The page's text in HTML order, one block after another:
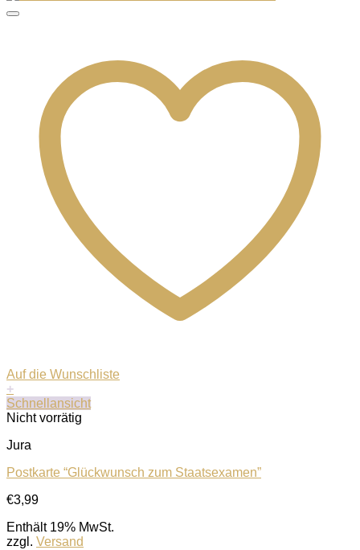
Auf die Wunschliste
+
Schnellansicht
Nicht vorrätig
Jura
Postkarte “Glückwunsch zum Staatsexamen”
€3,99
Enthält 19% MwSt.
zzgl. Versand